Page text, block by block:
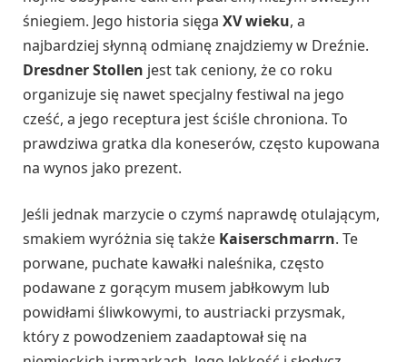
śniegiem. Jego historia sięga XV wieku, a
najbardziej słynną odmianę znajdziemy w Dreźnie.
Dresdner Stollen jest tak ceniony, że co roku
organizuje się nawet specjalny festiwal na jego
cześć, a jego receptura jest ściśle chroniona. To
prawdziwa gratka dla koneserów, często kupowana
na wynos jako prezent.
Jeśli jednak marzycie o czymś naprawdę otulającym,
smakiem wyróżnia się także Kaiserschmarrn. Te
porwane, puchate kawałki naleśnika, często
podawane z gorącym musem jabłkowym lub
powidłami śliwkowymi, to austriacki przysmak,
który z powodzeniem zaadaptował się na